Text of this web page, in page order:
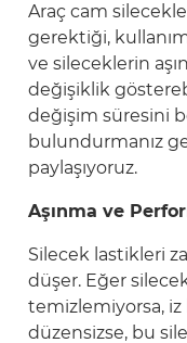
Araç cam
gerektiği,
ve sileceklerin
değişiklik
değişim süresini
bulundurmanız
paylaşıyoruz.
Aşınma ve
Silecek lastikleri
düşer. Eğer
temizlemiyorsa, iz
düzensizse, bu